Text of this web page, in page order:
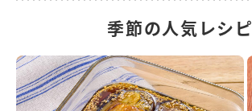
季節の人気レシピ